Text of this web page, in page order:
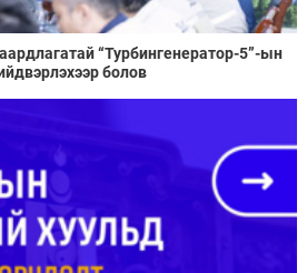
“Турбингенератор-5”-ын
болов